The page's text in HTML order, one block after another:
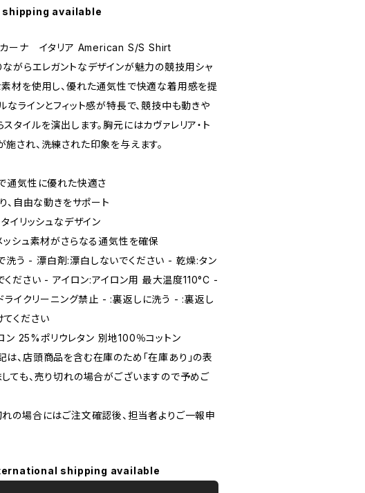
available
カーナ イタリア American S/S Shirt
ながらエレガントなデザインが魅力の競技用シャ
素材を使用し、優れた通気性で快適な着用感を提
なラインとフィット感が特長で、競技中も動きや
タイルを演出します。胸元にはカヴァレリア・ト
され、洗練された印象を与えます。
通気性に優れた快適さ
、自由な動きをサポート
イリッシュなデザイン
シュ素材がさらなる通気性を確保
洗う - 漂白剤:漂白しないでください - 乾燥:タン
ください - アイロン:アイロン用 最大温度110°C -
ライクリーニング禁止 - :裏返しに洗う - :裏返し
てください
25%ポリウレタン 別地100％コットン
は、店頭商品を含む在庫のため「在庫あり」の表
ても、売り切れの場合がございますので予めご
れの場合にはご注文確認後、担当者よりご一報申
shipping available